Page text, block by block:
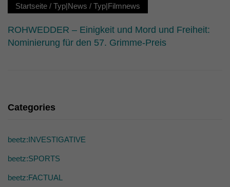
Startseite / Typ|News / Typ|Filmnews
ROHWEDDER – Einigkeit und Mord und Freiheit:
Nominierung für den 57. Grimme-Preis
Categories
beetz:INVESTIGATIVE
beetz:SPORTS
beetz:FACTUAL
die einwandfreie Funktion der Website erforderlich.
Externe Medien (7)
powered by Borlabs Cookie